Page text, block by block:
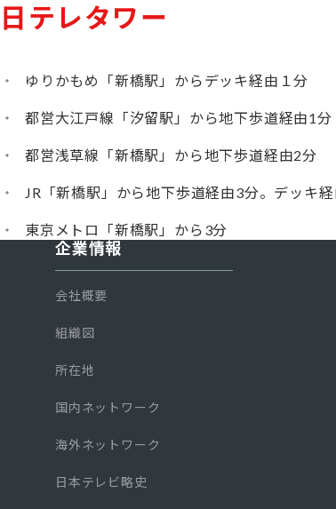
日テレタワー
ゆりかもめ「新橋駅」からデッキ経由１分
都営大江戸線「汐留駅」から地下歩道経由1分
都営浅草線「新橋駅」から地下歩道経由2分
JR「新橋駅」から地下歩道経由3分。デッキ
東京メトロ「新橋駅」から3分
企業情報
会社概要
組織図
所在地
国内ネットワーク
海外ネットワーク
日本テレビ略史